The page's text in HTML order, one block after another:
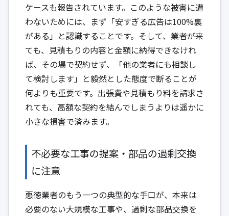
ケースも報告されています。このような被害に遭
わないためには、まず「安すぎる広告は100%裏
がある」と認識することです。そして、業者が来
ても、見積もりの内容と金額に納得できなけれ
ば、その場で契約せず、「他の業者にも相談し
て検討します」と毅然とした態度で断ることが
何よりも重要です。出張費や見積もり料を請求さ
れても、高額な契約を結んでしまうよりは遥かに
小さな損害で済みます。
不必要な工事の提案・部品の過剰交換
に注意
悪徳業者のもう一つの典型的な手口が、本来は
必要のない大規模な工事や、過剰な部品交換を